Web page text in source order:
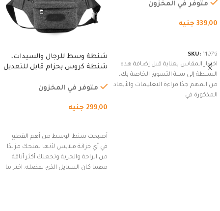
متوفر في المخزون
339,00 جنيه
SKU: 11076
اختيار المقاس بعناية قبل إضافة هذه
الشنطة إلى سلة التسوق الخاصة بك،
من المهم جدًا قراءة التعليمات والأبعاد
المذكورة في
شنطة وسط للرجال والسيدات،
شنطة كروس بحزام قابل للتعديل
السفر، الجري العادي، المشي
(رمادي)
متوفر في المخزون
299,00 جنيه
أصبحت شنط الوسط من أهم القطع
في أي خزانة ملابس لأنها تمنحك مزيدًا
من الراحة والحرية وتجعلك أكثر أناقة
مهما كان الستايل الذي تفضله. اختر ما